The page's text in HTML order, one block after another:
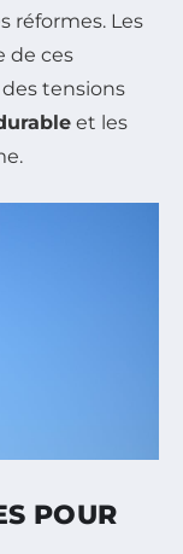
réformes. Les
de ces
tensions
et les
POUR